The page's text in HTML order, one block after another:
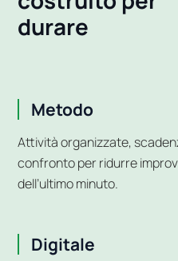
durare
Metodo
Attività organizzate,
confronto per ridurre
dell’ultimo minuto.
Digitale